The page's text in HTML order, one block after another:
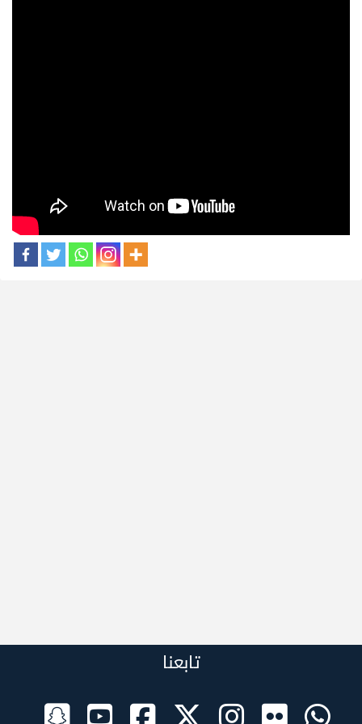
تابعنا